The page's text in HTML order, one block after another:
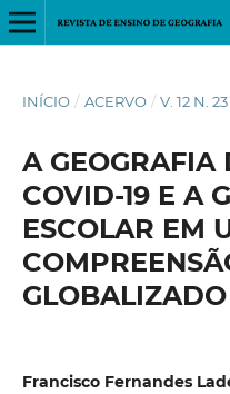
INÍCIO / ACERVO / V. 12 N.
A
COVID-19 E A
ESCOLAR EM
GLOBALIZADO
Francisco Fernandes